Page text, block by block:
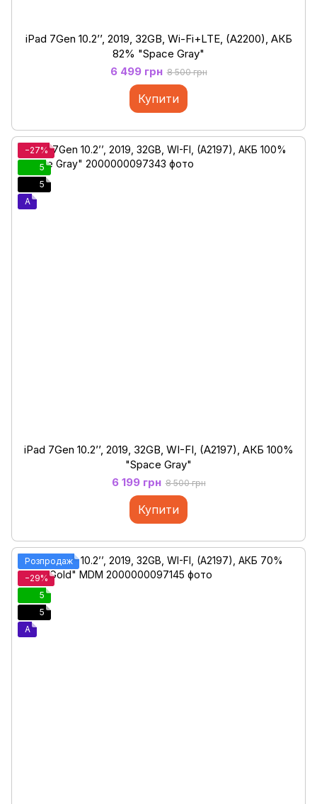
iPad 7Gen 10.2’’, 2019, 32GB, Wi-Fi+LTE, (A2200), АКБ
82% "Space Gray"
6 499 грн 8 500 грн
Купити
−27%
5
5
A
iPad 7Gen 10.2’’, 2019, 32GB, WI-FI, (A2197), АКБ 100%
"Space Gray"
6 199 грн 8 500 грн
Купити
Розпродаж
−29%
5
5
A